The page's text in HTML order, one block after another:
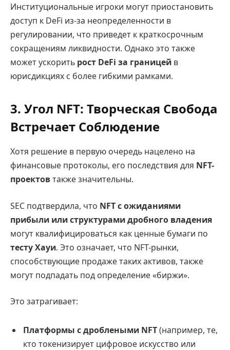
Институциональные игроки могут приостановить
доступ к DeFi из-за неопределенности в
регулировании, что приведет к краткосрочным
сокращениям ликвидности. Однако это также
может ускорить рост DeFi за границей в
юрисдикциях с более гибкими рамками.
3. Угол NFT: Творческая Свобода
Встречает Соблюдение
Хотя решение в первую очередь нацелено на
финансовые протоколы, его последствия для NFT-
проектовтакже значительны.
SEC подтвердила, что NFT с ожиданиями
прибыли или структурами дробного владения
могут квалифицироваться как ценные бумаги по
тесту Хауи. Это означает, что NFT-рынки,
способствующие продаже таких активов, также
могут подпадать под определение «биржи».
Это затрагивает:
Платформы с дроблеными NFT(например, те,
кто токенизирует цифровое искусство или